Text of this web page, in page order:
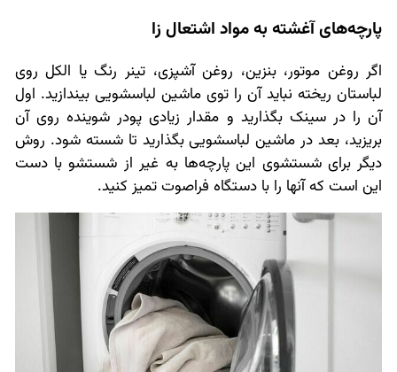
پارچه‌های آغشته به مواد اشتعال زا
اگر روغن موتور، بنزین، روغن آشپزی، تینر رنگ یا الکل روی
لباستان ریخته نباید آن را توی ماشین لباسشویی بیندازید. اول
آن را در سینک بگذارید و مقدار زیادی پودر شوینده روی آن
بریزید، بعد در ماشین لباسشویی بگذارید تا شسته شود. روش
دیگر برای شستشوی این پارچه‌ها به غیر از شستشو با دست
این است که آنها را با دستگاه فراصوت تمیز کنید.